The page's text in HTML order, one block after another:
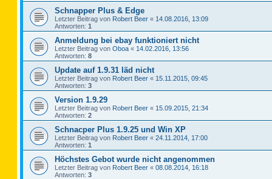
Schnapper Plus & Edge
Letzter Beitrag von Robert Beer « 14.08.2016, 13:09
Antworten: 1
Anmeldung bei ebay funktioniert nicht
Letzter Beitrag von Oboa « 14.02.2016, 13:56
Antworten: 8
Update auf 1.9.31 läd nicht
Letzter Beitrag von Robert Beer « 15.11.2015, 09:45
Antworten: 3
Version 1.9.29
Letzter Beitrag von Robert Beer « 15.09.2015, 21:34
Antworten: 2
Schnacper Plus 1.9.25 und Win XP
Letzter Beitrag von Robert Beer « 24.11.2014, 17:00
Antworten: 1
Höchstes Gebot wurde nicht angenommen
Letzter Beitrag von Robert Beer « 08.08.2014, 16:18
Antworten: 3